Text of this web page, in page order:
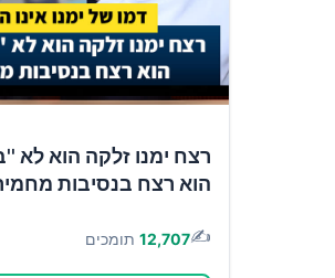
רצח ימנו זלקה הוא לא
הוא רצח בנסיבות
✍️
12,707 תומכים